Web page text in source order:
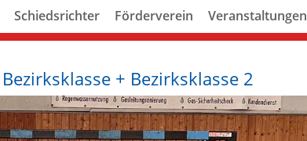
Schiedsrichter Förderverein Veranstaltungen
+ Bezirksklasse 2